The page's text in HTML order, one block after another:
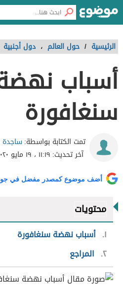
الرئيسية / حول العالم ، دول أجنبية
أسباب
سنغافورة
تمت الكتابة بواسطة:ساجدة
آخر تحديث: ١١:١٩ ، ١٩ مايو ٢٠٢٠
أضف موضوع كمصدر مفضل في
محتويات
١ أسباب نهضة سنغافورة
٢ المراجع